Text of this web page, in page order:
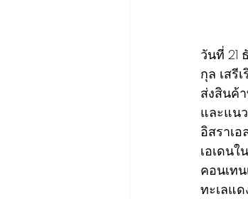
วันที่ 21
กุล เสรี
ส่งสินค้
และแน
อิสราเ
เอเดน
คอนเท
ทะเลแ